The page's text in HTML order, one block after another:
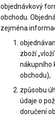
objednávkový
obchodu.
zejména
zboží
nákupního
obchodu),
způsobu
údaje o
doručení